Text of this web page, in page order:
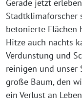
Gerade jetzt
Stadtklimaforscher
betonierte Flächen
Hitze auch nachts
Verdunstung und
reinigen und unser
große Baum, den
ein Verlust an